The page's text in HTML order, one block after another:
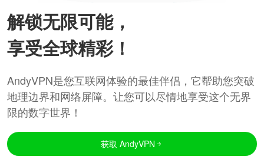
解锁无限可能，
享受全球精彩！
AndyVPN是您互联网体验的最佳伴侣，它帮助您突破
地理边界和网络屏障。让您可以尽情地享受这个无界
限的数字世界！
获取 AndyVPN